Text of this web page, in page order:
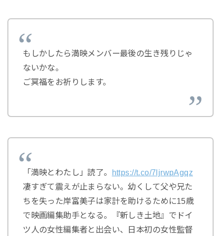
もしかしたら満映メンバー最後の生き残りじゃ
ないかな。
ご冥福をお祈りします。
「満映とわたし」読了。 https://t.co/7ljrwpAgqz
凄すぎて震えが止まらない。幼くして父や兄た
ちを失った岸富美子は家計を助けるために15歳
で映画編集助手となる。『新しき土地』でドイ
ツ人の女性編集者と出会い、日本初の女性監督